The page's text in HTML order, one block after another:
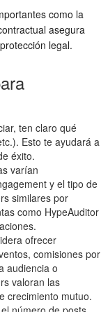
como la
asegura
legal.
ten claro qué
Esto te ayudará a
éxito.
varían
y el tipo de
similares por
como HypeAuditor
ofrecer
comisiones por
audiencia o
valoran las
crecimiento mutuo.